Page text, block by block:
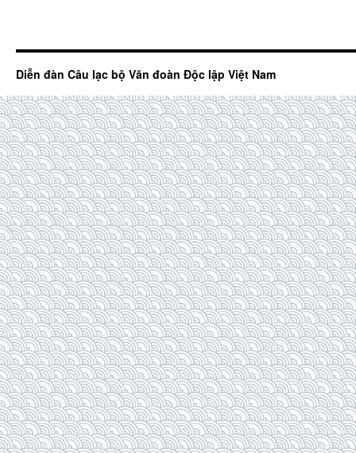
Diễn đàn Câu lạc bộ Văn đoàn Độc lập Việt Nam